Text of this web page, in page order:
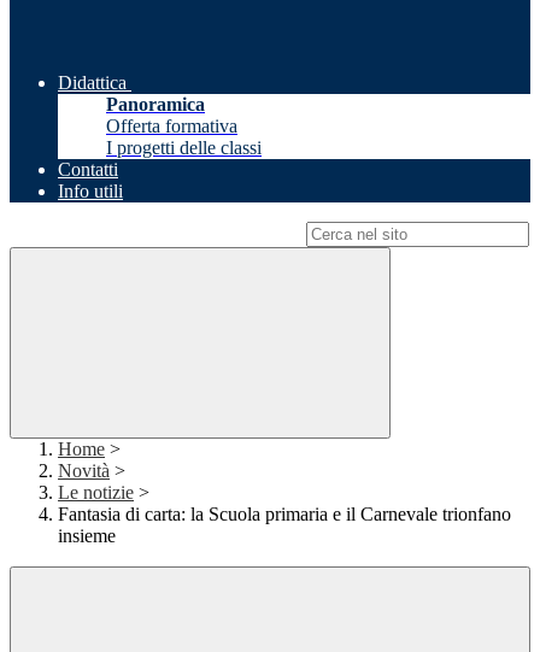
Didattica
Panoramica
Offerta formativa
I progetti delle classi
Contatti
Info utili
Home >
Novità >
Le notizie >
Fantasia di carta: la Scuola primaria e il Carnevale trionfano
insieme